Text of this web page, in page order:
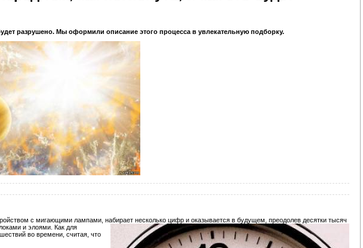
разрушено. Мы оформили описание этого процесса в увлекательную подборку.
с мигающими лампами, набирает несколько цифр и оказывается в будущем, преодолев десятки тысяч
и элоями. Как для
во времени, считая, что